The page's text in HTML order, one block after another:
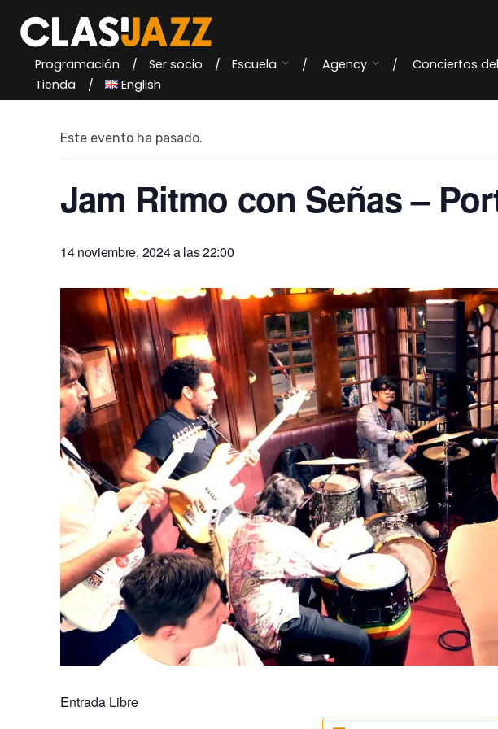
content
Programación Ser socio Escuela Agency Conciertos
Tienda
English
« Todos los Eventos
Este evento ha pasado.
Jam Ritmo con Señas –
14 noviembre, 2024 a las 22:00
Entrada Libre